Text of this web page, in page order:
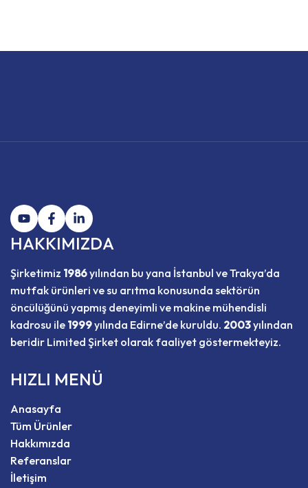
HAKKIMIZDA
Şirketimiz 1986yılından bu yana İstanbul ve Trakya’da
mutfak ürünleri ve su arıtma konusunda sektörün
öncülüğünü yapmış deneyimli ve makine mühendisli
kadrosu ile 1999yılında Edirne’de kuruldu. 2003yılından
beridir Limited Şirket olarak faaliyet göstermekteyiz.
HIZLI MENÜ
Anasayfa
Tüm Ürünler
Hakkımızda
Referanslar
İletişim